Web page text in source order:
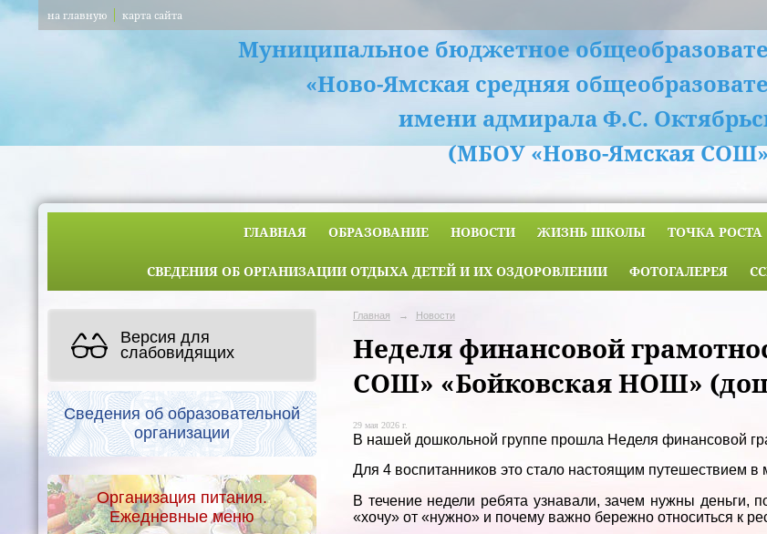
на главную карта сайта
Муниципальное бюджетное
«Ново-Ямская средняя
имени адмирала Ф.С.
(МБОУ «Ново-Ямская
ГЛАВНАЯ ОБРАЗОВАНИЕ НОВОСТИ ЖИЗНЬ ШКОЛЫ ТОЧКА РОСТА
СВЕДЕНИЯ ОБ ОРГАНИЗАЦИИ ОТДЫХА ДЕТЕЙ И ИХ ОЗДОРОВЛЕНИИ ФОТОГАЛЕРЕЯ
Версия для
слабовидящих
Сведения об образовательной
организации
Организация питания.
Ежедневные меню
Главная → Новости
Неделя финансовой
СОШ» «Бойковская НОШ»
29 мая 2026 г.
В нашей дошкольной группе прошла Неделя финансовой
Для 4 воспитанников это стало настоящим путешествием
В течение недели ребята узнавали, зачем нужны деньги,
«хочу» от «нужно» и почему важно бережно относиться к